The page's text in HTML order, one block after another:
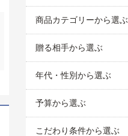
商品カテゴリーから選ぶ
贈る相手から選ぶ
年代・性別から選ぶ
予算から選ぶ
こだわり条件から選ぶ